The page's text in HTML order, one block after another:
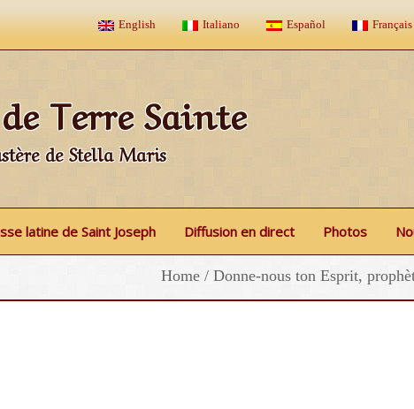
English Italiano Español Français
Terre Sainte
de Stella Maris
latine de Saint Joseph Diffusion en direct Photos
Home / Donne-nous ton Esprit,